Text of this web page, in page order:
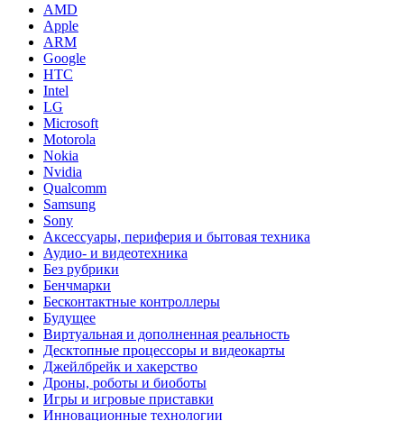
AMD
Apple
ARM
Google
HTC
Intel
LG
Microsoft
Motorola
Nokia
Nvidia
Qualcomm
Samsung
Sony
Аксессуары, периферия и бытовая техника
Аудио- и видеотехника
Без рубрики
Бенчмарки
Бесконтактные контроллеры
Будущее
Виртуальная и дополненная реальность
Десктопные процессоры и видеокарты
Джейлбрейк и хакерство
Дроны, роботы и биоботы
Игры и игровые приставки
Инновационные технологии